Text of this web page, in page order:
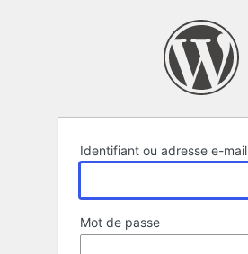
Identifiant ou adresse e-mail
Mot de passe